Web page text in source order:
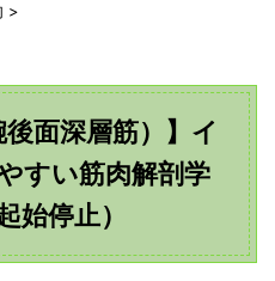
>
後面深層筋）】イ
すい筋肉解剖学
始停止）